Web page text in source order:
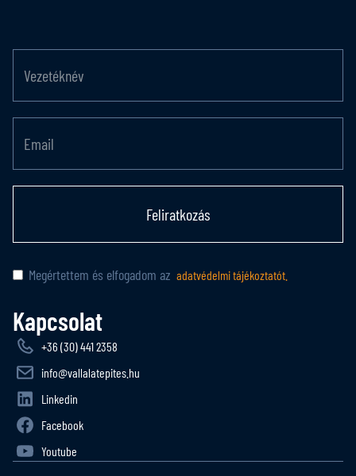
Feliratkozás
Megértettem és elfogadom az adatvédelmi tájékoztatót.
Kapcsolat
+36 (30) 441 2358
info@vallalatepites.hu
Linkedin
Facebook
Youtube